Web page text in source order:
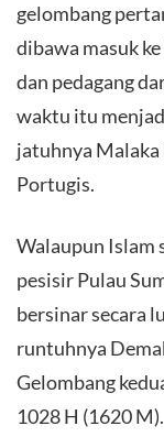
gelombang
dibawa masuk
dan pedagang
waktu itu
jatuhnya Malaka
Portugis.
Walaupun Islam
pesisir Pulau
bersinar secara
runtuhnya
Gelombang
1028 H (1620